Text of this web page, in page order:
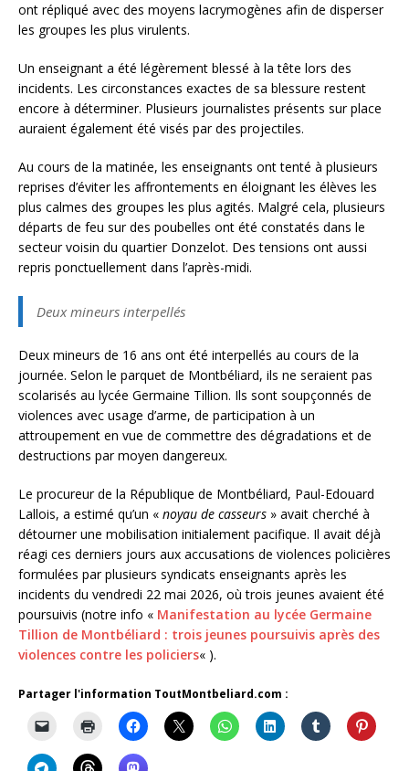
ont répliqué avec des moyens lacrymogènes afin de disperser
les groupes les plus virulents.
Un enseignant a été légèrement blessé à la tête lors des
incidents. Les circonstances exactes de sa blessure restent
encore à déterminer. Plusieurs journalistes présents sur place
auraient également été visés par des projectiles.
Au cours de la matinée, les enseignants ont tenté à plusieurs
reprises d’éviter les affrontements en éloignant les élèves les
plus calmes des groupes les plus agités. Malgré cela, plusieurs
départs de feu sur des poubelles ont été constatés dans le
secteur voisin du quartier Donzelot. Des tensions ont aussi
repris ponctuellement dans l’après-midi.
Deux mineurs interpellés
Deux mineurs de 16 ans ont été interpellés au cours de la
journée. Selon le parquet de Montbéliard, ils ne seraient pas
scolarisés au lycée Germaine Tillion. Ils sont soupçonnés de
violences avec usage d’arme, de participation à un
attroupement en vue de commettre des dégradations et de
destructions par moyen dangereux.
Le procureur de la République de Montbéliard, Paul-Edouard
Lallois, a estimé qu’un « noyau de casseurs » avait cherché à
détourner une mobilisation initialement pacifique. Il avait déjà
réagi ces derniers jours aux accusations de violences policières
formulées par plusieurs syndicats enseignants après les
incidents du vendredi 22 mai 2026, où trois jeunes avaient été
poursuivis (notre info « Manifestation au lycée Germaine
Tillion de Montbéliard : trois jeunes poursuivis après des
violences contre les policiers« ).
Partager l'information ToutMontbeliard.com :